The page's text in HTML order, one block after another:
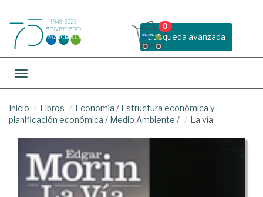
Busqueda avanzada
0
Toggle navigation
Inicio Libros Economía / Estructura económica y
planificación económica / Medio Ambiente / La vía